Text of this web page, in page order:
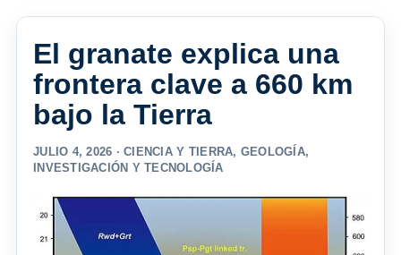
El granate explica una
frontera clave a 660 km
bajo la Tierra
JULIO 4, 2026 ·CIENCIA Y TIERRA, GEOLOGÍA,
INVESTIGACIÓN Y TECNOLOGÍA